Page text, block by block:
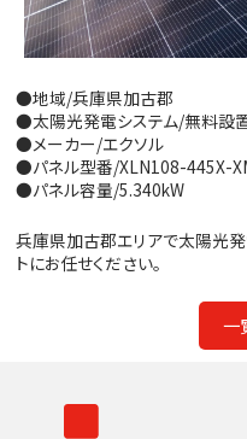
●地域/兵庫県加古郡
●太陽光発電システム/無料設
●メーカー/エクソル
●パネル型番/XLN108-445X-
●パネル容量/5.340kW
兵庫県加古郡エリアで太陽光
トにお任せください。
一